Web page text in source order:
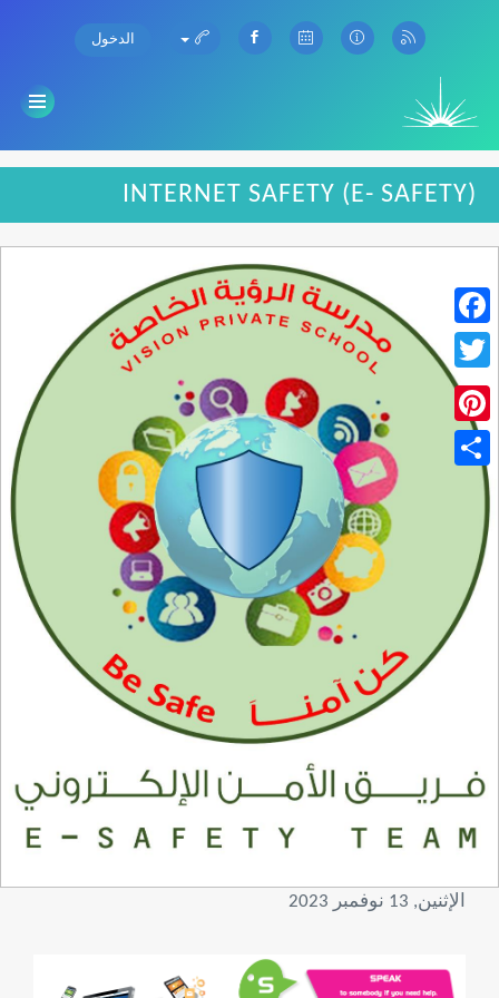
الدخول
INTERNET SAFETY (E- SAFETY)
Facebook
Twitter
Pinterest
Share
الإثنين, 13 نوفمبر 2023